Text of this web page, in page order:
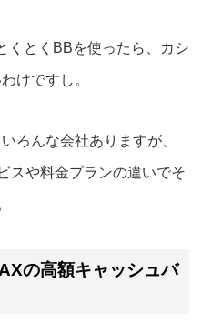
くとくBBを使ったら、カシ
けですし。
ろんな会社ありますが、
スや料金プランの違いでそ
の高額キャッシュバ